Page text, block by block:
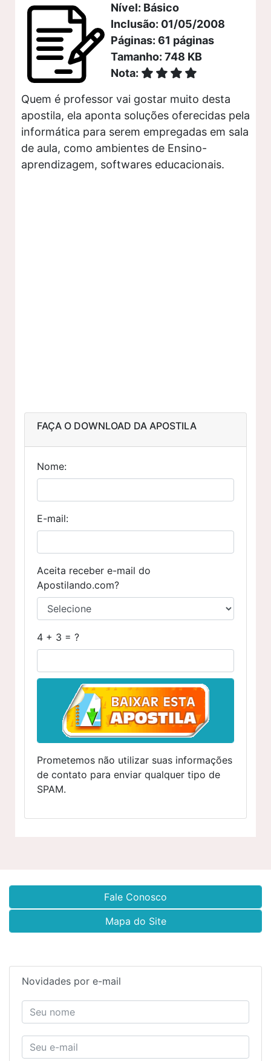
Nível: Básico
Inclusão: 01/05/2008
Páginas: 61 páginas
Tamanho: 748 KB
Nota:
Quem é professor vai gostar muito desta
apostila, ela aponta soluções oferecidas pela
informática para serem empregadas em sala
de aula, como ambientes de Ensino-
aprendizagem, softwares educacionais.
FAÇA O DOWNLOAD DA APOSTILA
Nome:
E-mail:
Aceita receber e-mail do
Apostilando.com?
4 + 3 = ?
Prometemos não utilizar suas informações
de contato para enviar qualquer tipo de
SPAM.
Fale Conosco
Mapa do Site
Novidades por e-mail